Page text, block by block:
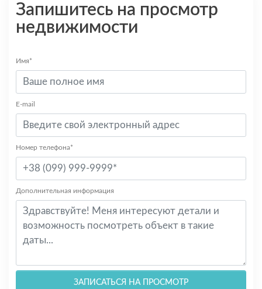
Запишитесь на просмотр
недвижимости
Имя*
E-mail
Номер телефона*
Дополнительная информация
ЗАПИСАТЬСЯ НА ПРОСМОТР